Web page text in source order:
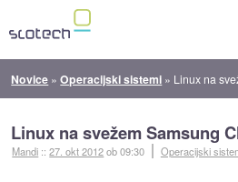
Novice »Operacijski sistemi » Linux na
Linux na svežem Samsung
Mandi ::27. okt 2012ob 09:30 Operacijski